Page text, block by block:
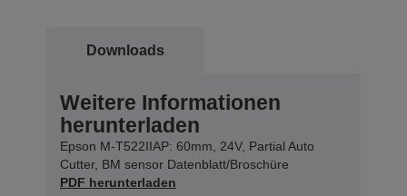
Downloads
Weitere Informationen
herunterladen
Epson M-T522IIAP: 60mm, 24V, Partial Auto
Cutter, BM sensor Datenblatt/Broschüre
PDF herunterladen